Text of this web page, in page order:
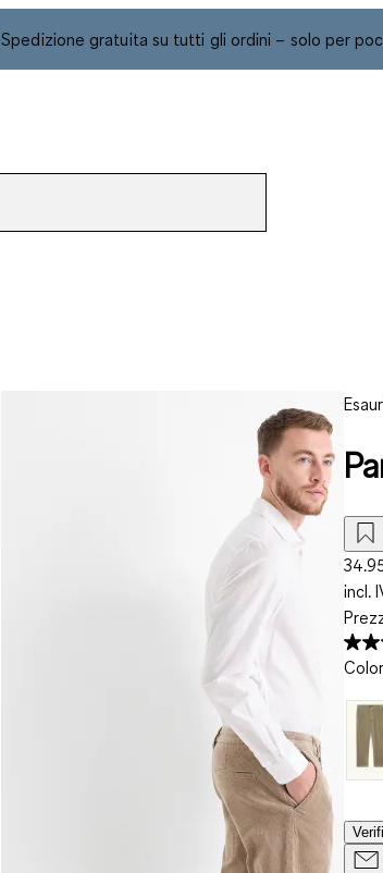
Spedizione gratuita su tutti gli ordini – solo per
incl.